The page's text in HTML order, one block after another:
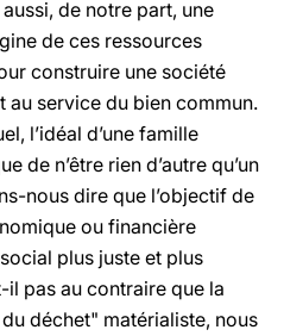
de notre part, une
de ces ressources
construire une société
au service du bien commun.
l’idéal d’une famille
de n’être rien d’autre qu’un
nous dire que l’objectif de
ou financière
plus juste et plus
pas au contraire que la
déchet" matérialiste, nous